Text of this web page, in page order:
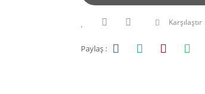
Karşılaştır
Paylaş :